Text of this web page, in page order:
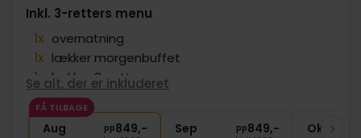
Inkl. 3-retters menu
1x overnatning
1x lækker morgenbuffet
1x lækker 3-retters menu
1x kaffe/te og hjemmebagt brunsviger
∞ Gratis wifi
Se alt, der er inkluderet
FÅ TILBAGE
Aug pp849,- Sep pp849,- Okt